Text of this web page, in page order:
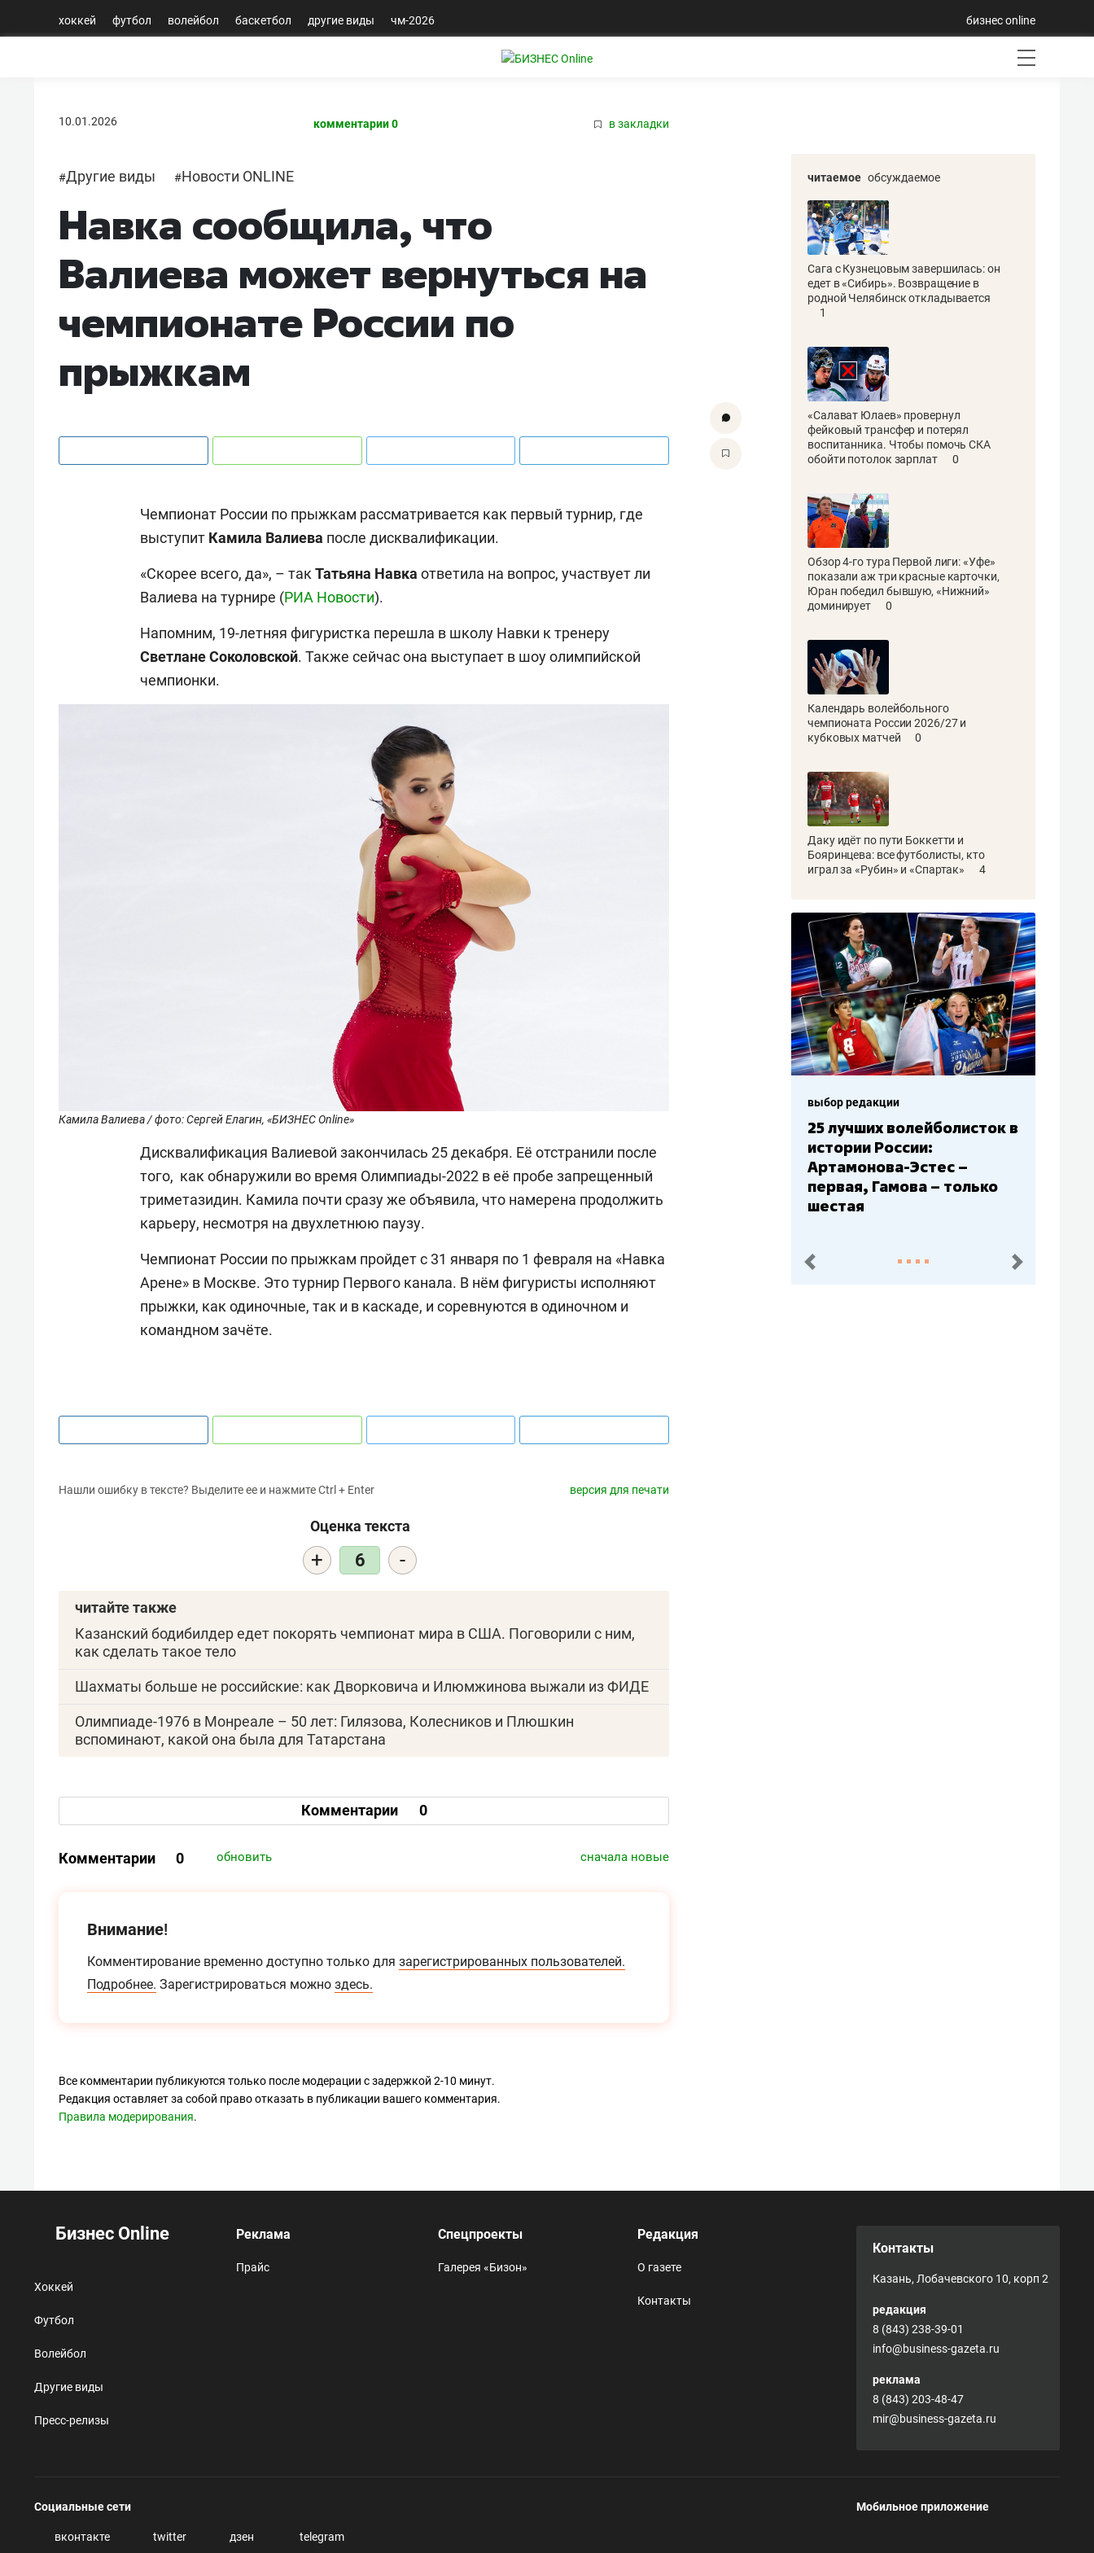
хоккей футбол волейбол баскетбол другие виды чм-2026 бизнес online
10.01.2026 комментарии 0 в закладки
#Другие виды #Новости ONLINE
Навка сообщила, что
Валиева может вернуться на
чемпионате России по
прыжкам
Чемпионат России по прыжкам рассматривается как первый турнир, где
выступит Камила Валиева после дисквалификации.
«Скорее всего, да», – так Татьяна Навка ответила на вопрос, участвует ли
Валиева на турнире (РИА Новости).
Напомним, 19-летняя фигуристка перешла в школу Навки к тренеру
СветланеСоколовской. Также сейчас она выступает в шоу олимпийской
чемпионки.
Камила Валиева / фото: Сергей Елагин, «БИЗНЕС Online»
Дисквалификация Валиевой закончилась 25 декабря. Её отстранили после
того, как обнаружили во время Олимпиады-2022 в её пробе запрещенный
триметазидин. Камила почти сразу же объявила, что намерена продолжить
карьеру, несмотря на двухлетнюю паузу.
Чемпионат России по прыжкам пройдет с 31 января по 1 февраля на «Навка
Арене» в Москве. Это турнир Первого канала. В нём фигуристы исполняют
прыжки, как одиночные, так и в каскаде, и соревнуются в одиночном и
командном зачёте.
Нашли ошибку в тексте? Выделите ее и нажмите Ctrl + Enter версия для печати
Оценка текста
+ 6 -
читайте также
Казанский бодибилдер едет покорять чемпионат мира в США. Поговорили с ним,
как сделать такое тело
Шахматы больше не российские: как Дворковича и Илюмжинова выжали из ФИДЕ
Олимпиаде-1976 в Монреале – 50 лет: Гилязова, Колесников и Плюшкин
вспоминают, какой она была для Татарстана
Комментарии 0
Комментарии 0 обновить сначала новые
Внимание!
Комментирование временно доступно только для зарегистрированных пользователей.
Подробнее. Зарегистрироваться можно здесь.
Все комментарии публикуются только после модерации с задержкой 2-10 минут.
Редакция оставляет за собой право отказать в публикации вашего комментария.
Правила модерирования.
читаемое обсуждаемое
Сага с Кузнецовым завершилась: он
едет в «Сибирь». Возвращение в
родной Челябинск откладывается
1
«Салават Юлаев» провернул
фейковый трансфер и потерял
воспитанника. Чтобы помочь СКА
обойти потолок зарплат
0
Обзор 4-го тура Первой лиги: «Уфе»
показали аж три красные карточки,
Юран победил бывшую, «Нижний»
доминирует
0
Календарь волейбольного
чемпионата России 2026/27 и
кубковых матчей
0
Даку идёт по пути Боккетти и
Бояринцева: все футболисты, кто
играл за «Рубин» и «Спартак»
4
25 лучших волейболисток в
истории России:
Артамонова-Эстес –
первая, Гамова – только
Бюджеты клубов
– главный мажор,
Барс» – второй,
Юлаев» – середняк
пред. след.
Бизнес Online
Хоккей
Футбол
Волейбол
Другие виды
Пресс-релизы
Реклама
Прайс
Спецпроекты
Галерея «Бизон»
Редакция
О газете
Контакты
Контакты
Казань, Лобачевского 10, корп 2
редакция
8 (843) 238-39-01
info@business-gazeta.ru
реклама
8 (843) 203-48-47
mir@business-gazeta.ru
Социальные сети
вконтакте twitter дзен telegram
Мобильное приложение